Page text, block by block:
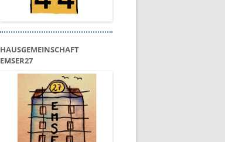
HAUSGEMEINSCHAFT
EMSER27